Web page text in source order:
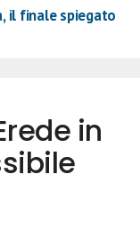
il finale spiegato
in